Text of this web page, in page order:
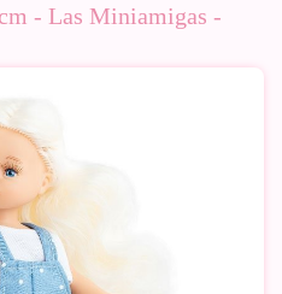
- Las Miniamigas -